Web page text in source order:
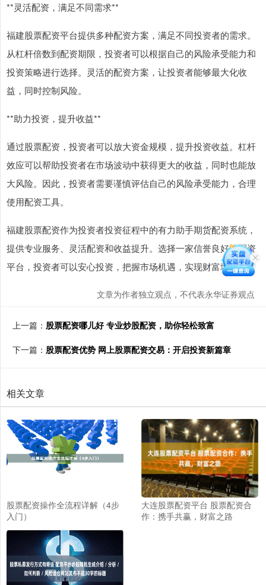
**灵活配资，满足不同需求**
福建股票配资平台提供多种配资方案，满足不同投资者的需求。
从杠杆倍数到配资期限，投资者可以根据自己的风险承受能力和
投资策略进行选择。灵活的配资方案，让投资者能够最大化收
益，同时控制风险。
**助力投资，提升收益**
通过股票配资，投资者可以放大资金规模，提升投资收益。杠杆
效应可以帮助投资者在市场波动中获得更大的收益，同时也能放
大风险。因此，投资者需要谨慎评估自己的风险承受能力，合理
使用配资工具。
福建股票配资作为投资者投资征程中的有力助手期货配资系统，
提供专业服务、灵活配资和收益提升。选择一家信誉良好的配资
平台，投资者可以安心投资，把握市场机遇，实现财富增值。
文章为作者独立观点，不代表永华证券观点
上一篇： 股票配资哪儿好 专业炒股配资，助你轻松致富
下一篇： 股票配资优势 网上股票配资交易：开启投资新篇章
相关文章
股票配资操作全流程详解（4步
入门）
大连股票配资平台 股票配资合
作：携手共赢，财富之路